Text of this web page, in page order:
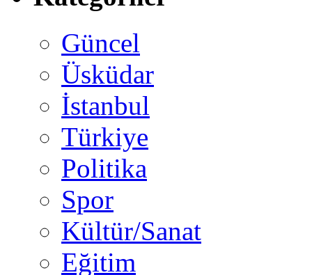
Güncel
Üsküdar
İstanbul
Türkiye
Politika
Spor
Kültür/Sanat
Eğitim